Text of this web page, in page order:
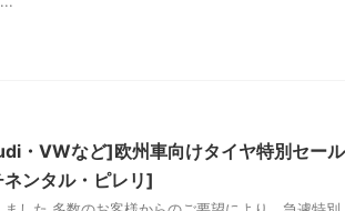
・VWなど]欧州車向けタイヤ特別セール
ンタル・ピレリ]